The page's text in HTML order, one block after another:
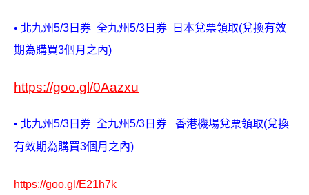
• 北九州5/3日券 全九州5/3日券
日本兌票領取(兌換有效
期為購買3個月之內)
https://goo.gl/0Aazxu
• 北九州5/3日券 全九州5/3日券
香港機場兌票領取(兌換
有效期為購買3個月之內)
https://goo.gl/E21h7k